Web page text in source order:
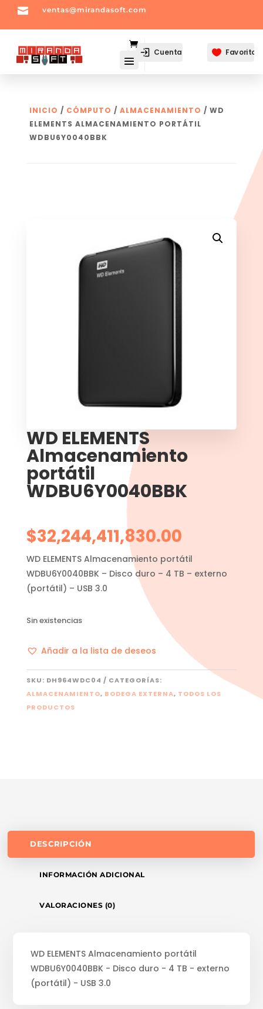
 ventas@mirandasoft.com
Cuenta  Favoritos
INICIO / CÓMPUTO / ALMACENAMIENTO / WD
ELEMENTS ALMACENAMIENTO PORTÁTIL
WDBU6Y0040BBK
WD ELEMENTS
Almacenamiento
portátil
WDBU6Y0040BBK
$32,244,411,830.00
WD ELEMENTS Almacenamiento portátil
WDBU6Y0040BBK – Disco duro – 4 TB – externo
(portátil) – USB 3.0
Sin existencias
Añadir a la lista de deseos
SKU: DH964WDC04
CATEGORÍAS:
ALMACENAMIENTO, BODEGA EXTERNA, TODOS LOS
PRODUCTOS
DESCRIPCIÓN
INFORMACIÓN ADICIONAL
VALORACIONES (0)
WD ELEMENTS Almacenamiento portátil
WDBU6Y0040BBK - Disco duro - 4 TB - externo
(portátil) - USB 3.0